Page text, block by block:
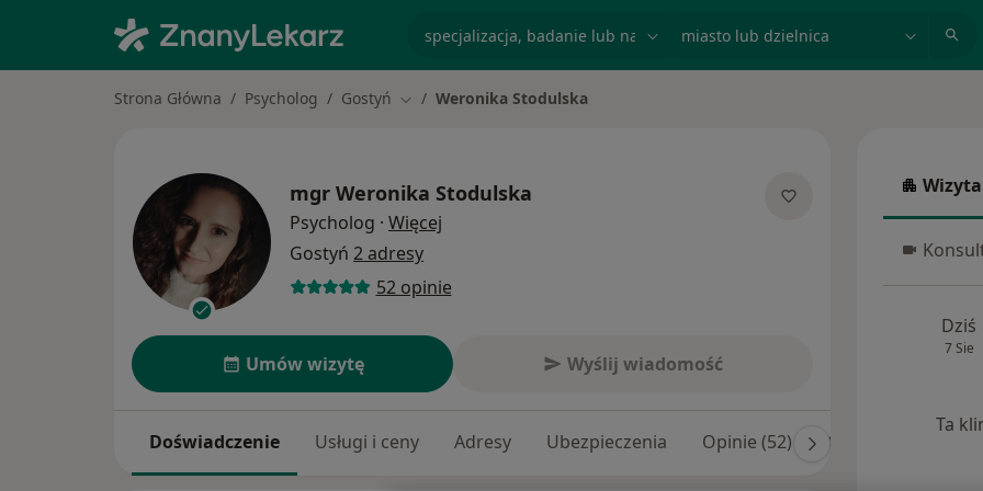
Strona Główna Psycholog Gostyń Zmień miasto
Weronika Stodulska
mgr Weronika Stodulska
Psycholog · Więcej
Gostyń 2 adresy
52 opinie
Umów wizytę Wyślij wiadomość
Doświadczenie Usługi i ceny Adresy Ubezpieczenia Opinie (52) Odpowiedzi na
Wizyta
Dziś
7 Sie
Ta